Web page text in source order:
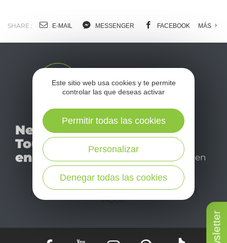
SHARE : E-MAIL MESSENGER FACEBOOK MÁS
Newsletter
Tourismo
en Aveyron
No se pierda nuestro
mensual newsletter y
déjese inspirar para
disfrutar de su estancia en
el Aveyron.
¡SUSCRÍBASE A NUESTRO NEWSLETTER
AQUÍ!
Este sitio web usa cookies y te permite
controlar las que deseas activar
Denegar todas las cookies
Personalizar
Permitir todas las cookies